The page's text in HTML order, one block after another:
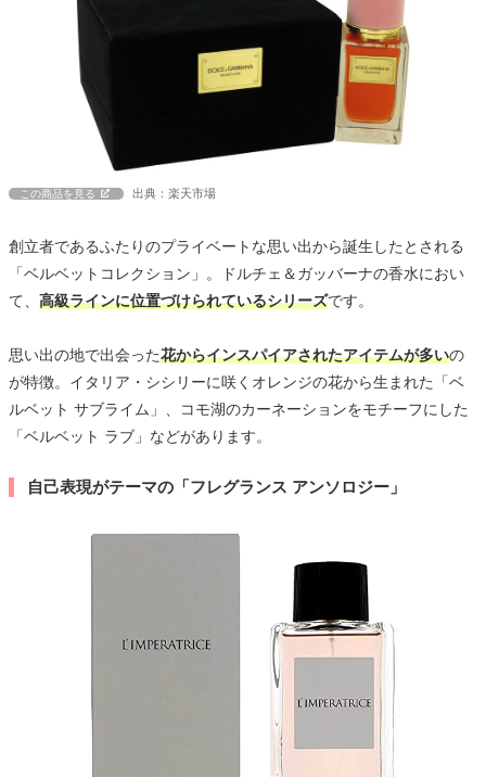
この商品を見る 出典：楽天市場
創立者であるふたりのプライベートな思い出から誕生したとされる
「ベルベットコレクション」。ドルチェ＆ガッバーナの香水におい
て、 高級ラインに位置づけられているシリーズです。
思い出の地で出会った花からインスパイアされたアイテムが多いの
が特徴。イタリア・シシリーに咲くオレンジの花から生まれた「ベ
ルベット サブライム」、コモ湖のカーネーションをモチーフにした
「ベルベット ラブ」などがあります。
自己表現がテーマの「フレグランス アンソロジー」